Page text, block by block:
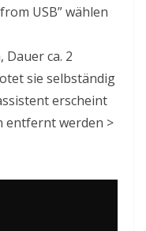
USB” wählen
ca. 2
sie selbständig
erscheint
entfernt werden >